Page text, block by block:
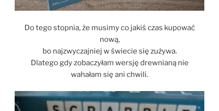
Do tego stopnia, że musimy co jakiś czas kupować
nową,
bo najzwyczajniej w świecie się zużywa.
Dlatego gdy zobaczyłam wersję drewnianą nie
wahałam się ani chwili.